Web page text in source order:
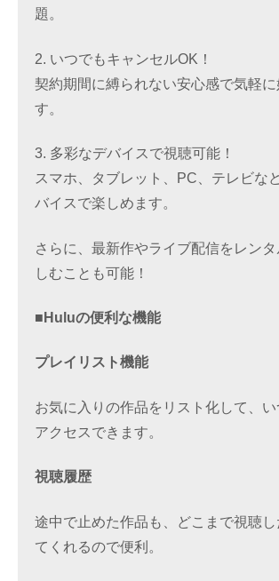
題。
2. いつでもキャンセルOK！
契約期間に縛られない安心感で気軽に
す。
3. 多彩なデバイスで視聴可能！
スマホ、タブレット、PC、テレビな
バイスで楽しめます。
さらに、最新作やライブ配信をレン
しむことも可能！
■Huluの便利な機能
プレイリスト機能
お気に入りの作品をリスト化して、
アクセスできます。
視聴履歴
途中で止めた作品も、どこまで視聴
てくれるので便利。